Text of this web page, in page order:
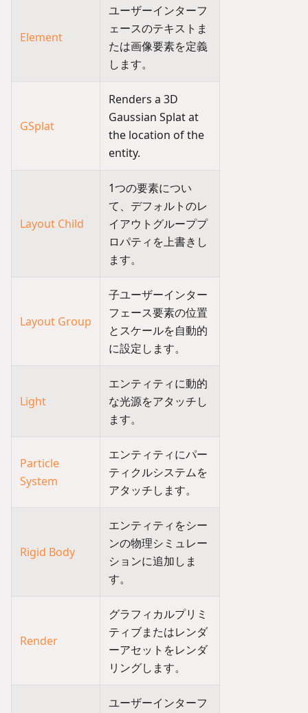
Element
ユーザーインターフ
ェースのテキストま
たは画像要素を定義
します。
GSplat
Renders a 3D
Gaussian Splat at
the location of the
entity.
Layout Child
1つの要素につい
て、デフォルトのレ
イアウトグループプ
ロパティを上書きし
ます。
Layout Group
子ユーザーインター
フェース要素の位置
とスケールを自動的
に設定します。
Light
エンティティに動的
な光源をアタッチし
ます。
Particle
System
エンティティにパー
ティクルシステムを
アタッチします。
Rigid Body
エンティティをシー
ンの物理シミュレー
ションに追加しま
す。
Render
グラフィカルプリミ
ティブまたはレンダ
ーアセットをレンダ
リングします。
ユーザーインターフ